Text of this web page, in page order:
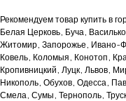
Рекомендуем товар купить в
Белая Церковь, Буча,
Житомир, Запорожье, Ивано-
Ковель, Коломыя, Конотоп,
Кропивницкий, Луцк, Львов,
Никополь, Обухов, Одесса,
Смела, Сумы, Тернополь,